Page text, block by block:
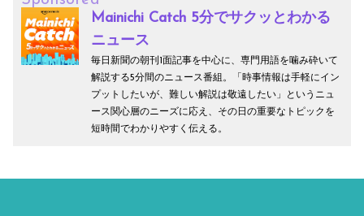
Mainichi Catch 5分でサクッとわかる
ニュース
毎日新聞の朝刊1面記事を中心に、専門用語を噛み砕いて
解説する5分間のニュース番組。「時事情報は手軽にイン
プットしたいが、難しい解説は敬遠したい」というニュ
ース関心層のニーズに応え、その日の重要なトピックを
短時間でわかりやすく伝える。